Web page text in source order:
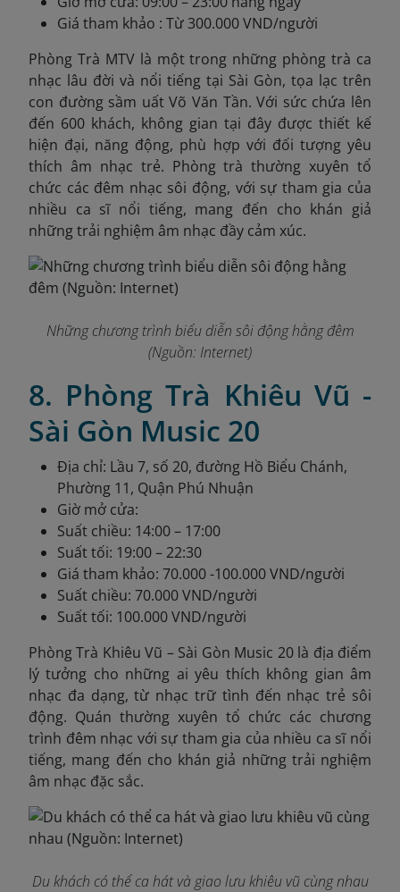
Giá tham khảo : Từ 300.000 VND/người
Phòng Trà MTV là một trong những phòng trà ca
nhạc lâu đời và nổi tiếng tại Sài Gòn, tọa lạc trên
con đường sầm uất Võ Văn Tần. Với sức chứa lên
đến 600 khách, không gian tại đây được thiết kế
hiện đại, năng động, phù hợp với đối tượng yêu
thích âm nhạc trẻ. Phòng trà thường xuyên tổ
chức các đêm nhạc sôi động, với sự tham gia của
nhiều ca sĩ nổi tiếng, mang đến cho khán giả
những trải nghiệm âm nhạc đầy cảm xúc.
Những chương trình biểu diễn sôi động hằng đêm
(Nguồn: Internet)
8. Phòng Trà Khiêu Vũ -
Sài Gòn Music 20
Địa chỉ: Lầu 7, số 20, đường Hồ Biểu Chánh,
Phường 11, Quận Phú Nhuận
Giờ mở cửa:
Suất chiều: 14:00 – 17:00
Suất tối: 19:00 – 22:30
Giá tham khảo: 70.000 -100.000 VND/người
Suất chiều: 70.000 VND/người
Suất tối: 100.000 VND/người
Phòng Trà Khiêu Vũ – Sài Gòn Music 20 là địa điểm
lý tưởng cho những ai yêu thích không gian âm
nhạc đa dạng, từ nhạc trữ tình đến nhạc trẻ sôi
động. Quán thường xuyên tổ chức các chương
trình đêm nhạc với sự tham gia của nhiều ca sĩ nổi
tiếng, mang đến cho khán giả những trải nghiệm
âm nhạc đặc sắc.
Du khách có thể ca hát và giao lưu khiêu vũ cùng nhau